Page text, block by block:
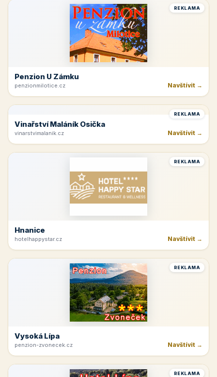
REKLAMA
Penzion U Zámku
penzionmilotice.cz Navštívit →
REKLAMA
Vinařství Maláník Osička